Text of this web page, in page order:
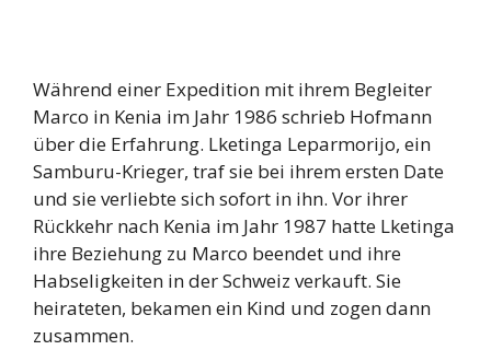
Während einer Expedition mit ihrem Begleiter
Marco in Kenia im Jahr 1986 schrieb Hofmann
über die Erfahrung. Lketinga Leparmorijo, ein
Samburu-Krieger, traf sie bei ihrem ersten Date
und sie verliebte sich sofort in ihn. Vor ihrer
Rückkehr nach Kenia im Jahr 1987 hatte Lketinga
ihre Beziehung zu Marco beendet und ihre
Habseligkeiten in der Schweiz verkauft. Sie
heirateten, bekamen ein Kind und zogen dann
zusammen.